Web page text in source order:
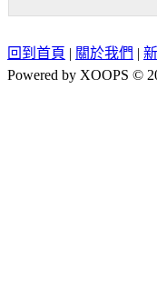
回到首頁 | 關於我們 |
Powered by XOOPS ©